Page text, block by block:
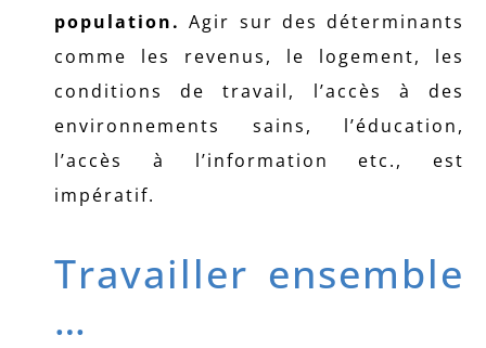
population. Agir sur des déterminants
comme les revenus, le logement, les
conditions de travail, l’accès à des
environnements sains, l’éducation,
l’accès à l’information etc., est
impératif.
Travailler ensemble
…